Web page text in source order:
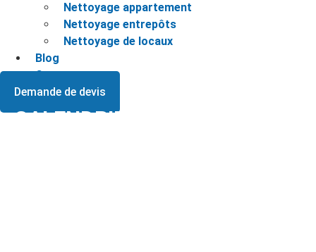
Nettoyage appartement
Nettoyage entrepôts
Nettoyage de locaux
Blog
Contact
Demande de devis
CALENDRIER DES COLLECTES